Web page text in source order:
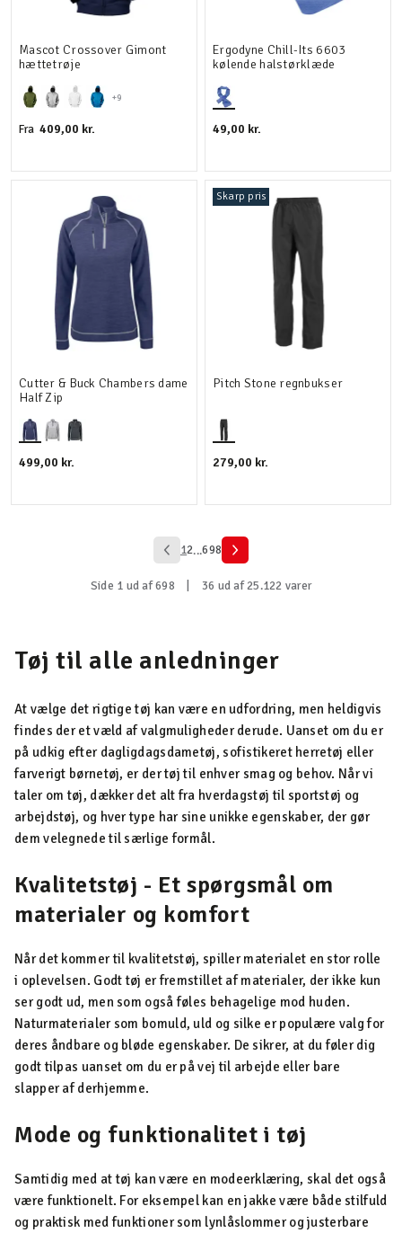
+9
Mascot Crossover Gimont
hættetrøje
Fra 409,00 kr.
Ergodyne Chill-Its 6603
kølende halstørklæde
49,00 kr.
Cutter & Buck Chambers dame
Half Zip
499,00 kr.
Skarp pris
Pitch Stone regnbukser
279,00 kr.
12...698
Side 1 ud af 698 36 ud af 25.122 varer
Tøj til alle anledninger
At vælge det rigtige tøj kan være en udfordring, men heldigvis
findes der et væld af valgmuligheder derude. Uanset om du er
på udkig efter dagligdagsdametøj, sofistikeret herretøj eller
farverigt børnetøj, er der tøj til enhver smag og behov. Når vi
taler om tøj, dækker det alt fra hverdagstøj til sportstøj og
arbejdstøj, og hver type har sine unikke egenskaber, der gør
dem velegnede til særlige formål.
Kvalitetstøj - Et spørgsmål om
materialer og komfort
Når det kommer til kvalitetstøj, spiller materialet en stor rolle
i oplevelsen. Godt tøj er fremstillet af materialer, der ikke kun
ser godt ud, men som også føles behagelige mod huden.
Naturmaterialer som bomuld, uld og silke er populære valg for
deres åndbare og bløde egenskaber. De sikrer, at du føler dig
godt tilpas uanset om du er på vej til arbejde eller bare
slapper af derhjemme.
Mode og funktionalitet i tøj
Samtidig med at tøj kan være en modeerklæring, skal det også
være funktionelt. For eksempel kan en jakke være både stilfuld
og praktisk med funktioner som lynlåslommer og justerbare